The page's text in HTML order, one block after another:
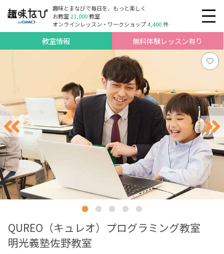
趣味とまなびで毎日を、もっと楽しく
お教室21,000教室
オンラインレッスン・ワークショップ4,400件
教室情報 無料体験レッスン有り
QUREO（キュレオ）プログラミング教室
明光義塾佐野教室